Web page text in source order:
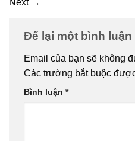
Next →
Để lại một bình luận
Email của bạn sẽ không
Các trường bắt buộc
Bình luận *